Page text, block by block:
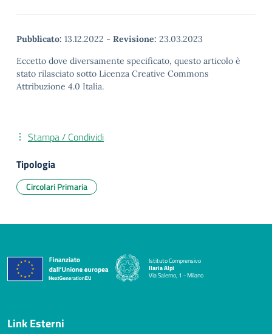
Pubblicato: 13.12.2022 - Revisione: 23.03.2023
Eccetto dove diversamente specificato, questo articolo è
stato rilasciato sotto Licenza Creative Commons
Attribuzione 4.0 Italia.
Stampa / Condividi
Tipologia
Circolari Primaria
Istituto Comprensivo
Ilaria Alpi
Via Salerno, 1 - Milano
— Visita la pagina iniziale della scuola
Link Esterni